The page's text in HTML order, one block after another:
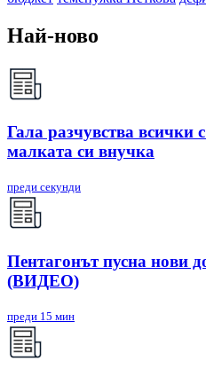
Най-ново
Гала разчувства всички
малката си внучка
преди секунди
Пентагонът пусна нови
(ВИДЕО)
преди 15 мин